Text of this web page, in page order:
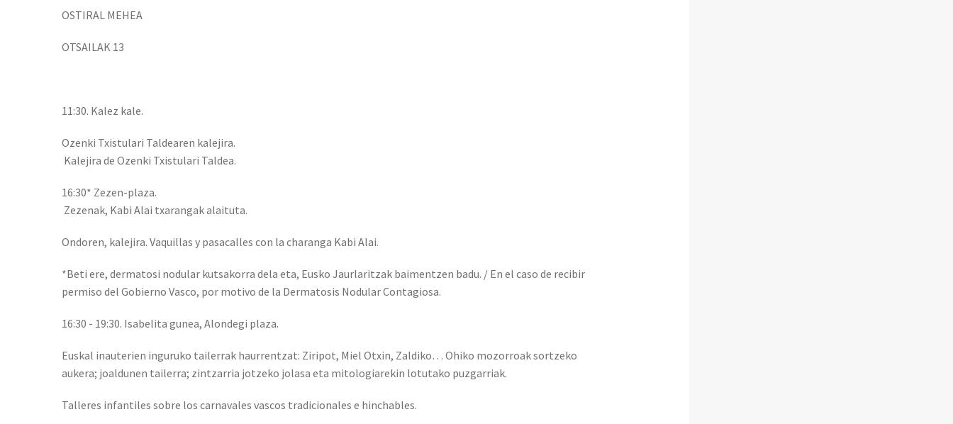
OSTIRAL MEHEA
OTSAILAK 13
11:30. Kalez kale.
Ozenki Txistulari Taldearen kalejira.
Kalejira de Ozenki Txistulari Taldea.
16:30* Zezen-plaza.
Zezenak, Kabi Alai txarangak alaituta.
Ondoren, kalejira. Vaquillas y pasacalles con la charanga Kabi Alai.
*Beti ere, dermatosi nodular kutsakorra dela eta, Eusko Jaurlaritzak baimentzen badu. / En el caso de recibir
permiso del Gobierno Vasco, por motivo de la Dermatosis Nodular Contagiosa.
16:30 - 19:30. Isabelita gunea, Alondegi plaza.
Euskal inauterien inguruko tailerrak haurrentzat: Ziripot, Miel Otxin, Zaldiko… Ohiko mozorroak sortzeko
aukera; joaldunen tailerra; zintzarria jotzeko jolasa eta mitologiarekin lotutako puzgarriak.
Talleres infantiles sobre los carnavales vascos tradicionales e hinchables.